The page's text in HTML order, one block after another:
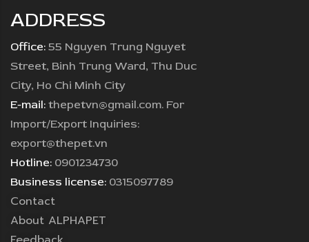
ADDRESS
Office: 55 Nguyen Trung Nguyet
Street, Binh Trung Ward, Thu Duc
City, Ho Chi Minh City
E-mail: thepetvn@gmail.com. For
Import/Export Inquiries:
export@thepet.vn
Hotline: 0901234730
Business license: 0315097789
Contact
About ALPHAPET